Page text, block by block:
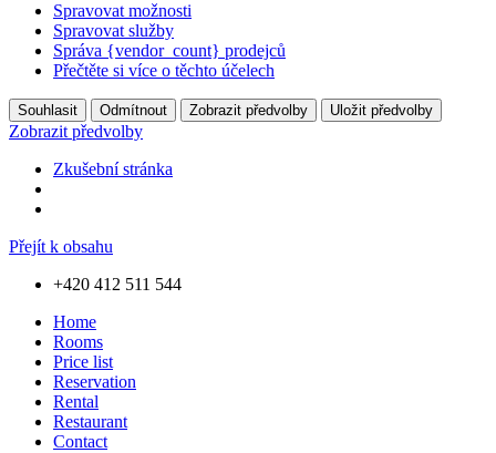
Spravovat možnosti
Spravovat služby
Správa {vendor_count} prodejců
Přečtěte si více o těchto účelech
Souhlasit Odmítnout Zobrazit předvolby Uložit předvolby
Zobrazit předvolby
Zkušební stránka
Přejít k obsahu
+420 412 511 544
Home
Rooms
Price list
Reservation
Rental
Restaurant
Contact